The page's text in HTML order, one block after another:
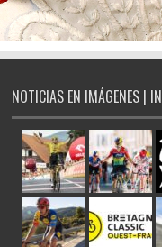
NOTICIAS EN IMÁGENES |